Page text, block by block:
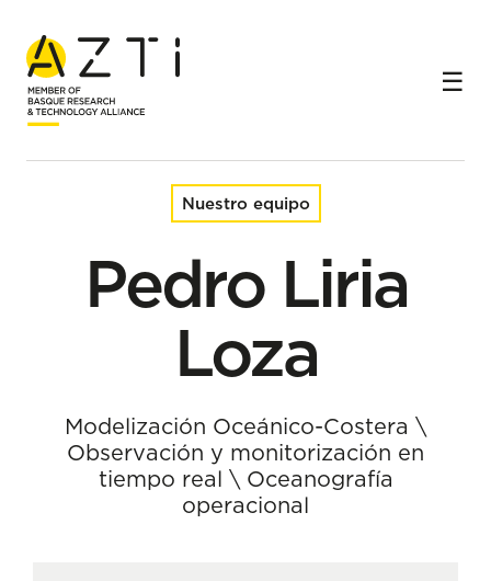
Inicio Equipo Pedro Liria Loza
Nuestro equipo
Pedro Liria
Loza
Modelización Oceánico-Costera \
Observación y monitorización en
tiempo real \ Oceanografía
operacional